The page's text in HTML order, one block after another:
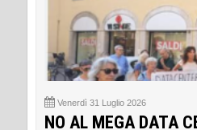
Venerdì 31 Luglio 2026
NO AL MEGA DATA